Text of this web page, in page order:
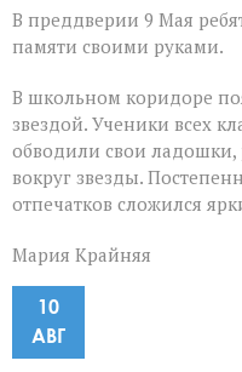
В преддверии 9 Мая
памяти своими руками.
В школьном коридоре
звездой. Ученики всех
обводили свои
вокруг звезды.
отпечатков сложился
Мария Крайняя
10
АВГ